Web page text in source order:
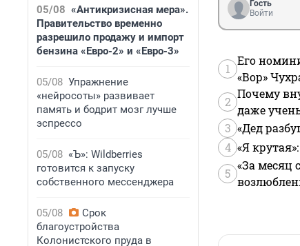
05/08 «Антикризисная мера».
Правительство временно
разрешило продажу и импорт
бензина «Евро-2» и «Евро-3»
05/08 Упражнение
«нейросоты» развивает
память и бодрит мозг лучше
эспрессо
05/08 «Ъ»: Wildberries
готовится к запуску
собственного мессенджера
05/08
Срок
благоустройства
Колонистского пруда в
Гость
Войти
1
Его
«Вор»
2
Почему
даже
3 «Дед
4 «Я
5
«За месяц